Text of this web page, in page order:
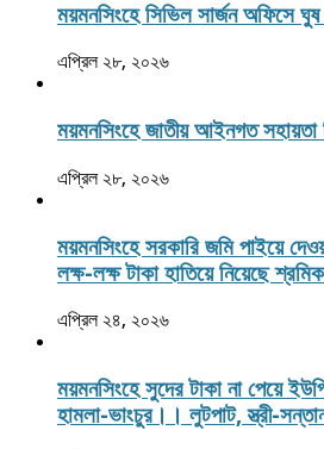
ময়মনসিংহে সিভিল সার্জন অফিসে
এপ্রিল ২৮, ২০২৬
ময়মনসিংহে জাতীয় আইনগত সহায়তা
এপ্রিল ২৮, ২০২৬
ময়মনসিংহে সরকারি জমি পাইয়ে
লক্ষ-লক্ষ টাকা হাতিয়ে নিয়েছে
এপ্রিল ২৪, ২০২৬
ময়মনসিংহে সুদের টাকা না পেয়ে
হামলা-ভাংচুর।। লুটপাট, স্ত্রী‌-